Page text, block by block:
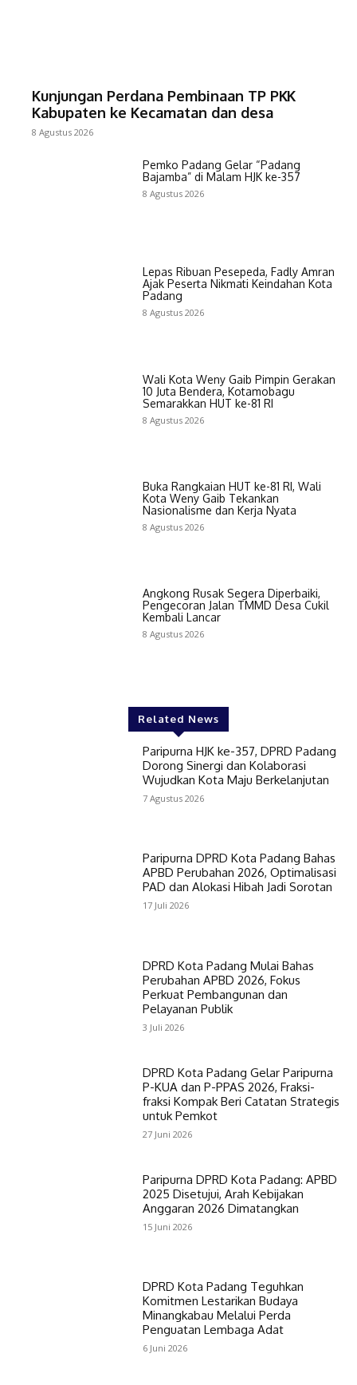
Kunjungan Perdana Pembinaan TP PKK
Kabupaten ke Kecamatan dan desa
8 Agustus 2026
Pemko Padang Gelar “Padang
Bajamba” di Malam HJK ke-357
8 Agustus 2026
Lepas Ribuan Pesepeda, Fadly Amran
Ajak Peserta Nikmati Keindahan Kota
Padang
8 Agustus 2026
Wali Kota Weny Gaib Pimpin Gerakan
10 Juta Bendera, Kotamobagu
Semarakkan HUT ke-81 RI
8 Agustus 2026
Buka Rangkaian HUT ke-81 RI, Wali
Kota Weny Gaib Tekankan
Nasionalisme dan Kerja Nyata
8 Agustus 2026
Angkong Rusak Segera Diperbaiki,
Pengecoran Jalan TMMD Desa Cukil
Kembali Lancar
8 Agustus 2026
Related News
Paripurna HJK ke-357, DPRD Padang
Dorong Sinergi dan Kolaborasi
Wujudkan Kota Maju Berkelanjutan
7 Agustus 2026
Paripurna DPRD Kota Padang Bahas
APBD Perubahan 2026, Optimalisasi
PAD dan Alokasi Hibah Jadi Sorotan
17 Juli 2026
DPRD Kota Padang Mulai Bahas
Perubahan APBD 2026, Fokus
Perkuat Pembangunan dan
Pelayanan Publik
3 Juli 2026
DPRD Kota Padang Gelar Paripurna
P-KUA dan P-PPAS 2026, Fraksi-
fraksi Kompak Beri Catatan Strategis
untuk Pemkot
27 Juni 2026
Paripurna DPRD Kota Padang: APBD
2025 Disetujui, Arah Kebijakan
Anggaran 2026 Dimatangkan
15 Juni 2026
DPRD Kota Padang Teguhkan
Komitmen Lestarikan Budaya
Minangkabau Melalui Perda
Penguatan Lembaga Adat
6 Juni 2026